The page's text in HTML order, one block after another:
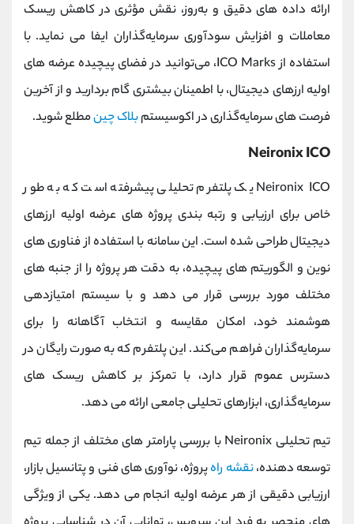
ارائه داده‌ های دقیق و به‌روز، نقش مؤثری در کاهش ریسک
معاملات و افزایش سودآوری سرمایه‌گذاران ایفا می ‌نماید. با
استفاده از ICO Marks، می‌توانید در فضای پیچیده عرضه‌ های
اولیه ارزهای دیجیتال، با اطمینان بیشتری گام بردارید و از آخرین
فرصت ‌های سرمایه‌گذاری در اکوسیستمبلاک چینمطلع شوید.
Neironix ICO
Neironix ICO یک پلتفرم تحلیلی پیشرفته است که به طور
خاص برای ارزیابی و رتبه ‌بندی پروژه های عرضه اولیه ارزهای
دیجیتال طراحی شده است. این سامانه با استفاده از فناوری‌ های
نوین و الگوریتم ‌های پیچیده، به دقت هر پروژه را از جنبه‌ های
مختلف مورد بررسی قرار می‌ دهد و با سیستم امتیازدهی
هوشمند خود، امکان مقایسه و انتخاب آگاهانه را برای
سرمایه‌گذاران فراهم می‌کند. این پلتفرم که به صورت رایگان در
دسترس عموم قرار دارد، با تمرکز بر کاهش ریسک ‌های
سرمایه‌گذاری، ابزارهای تحلیلی جامعی ارائه می ‌دهد.
تیم تحلیلی Neironix با بررسی پارامتر های مختلف از جمله تیم
توسعه ‌دهنده،نقشه راهپروژه، نوآوری ‌های فنی و پتانسیل بازار،
ارزیابی دقیقی از هر عرضه اولیه انجام می ‌دهد. یکی از ویژگی